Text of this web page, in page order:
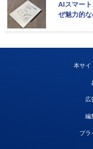
AIスマー
ぜ魅力的な
本サイ
広
編
プラ